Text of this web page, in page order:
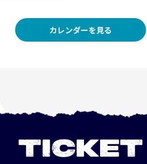
カレンダーを見る
TICKET